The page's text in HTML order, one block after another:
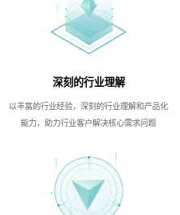
深刻的行业理解
以丰富的行业经验，深刻的行业理解和产品化
能力，助力行业客户解决核心需求问题